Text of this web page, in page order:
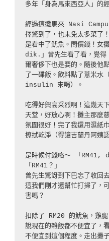
多年「身為馬來西亞人」的
經過這攤馬來 Nasi
擇驚到了，也未免太多菜了
是看中了魷魚。問價錢！女
dik.」曾先生看了看，覺得
爾奢侈下也是要的。隨後
了一碟飯。飲料點了薏米水
insulin 來喝）。
吃得好興高采烈啊！這幾天
天堂，好放心啊！攤主那麼
氛圍很好！完了我還用濕紙
擦拭乾淨（得讓吉蘭丹阿姨
是時候付錢咯～ 「RM41,
「RM41？」
曾先生驚訝到下巴忘了收回
這我們剛才還幫忙打掃了，
害嗎？
扣除了 RM20 的魷魚，雞
說現在的雜飯都不便宜了，
不便宜到這個程度。走出攤